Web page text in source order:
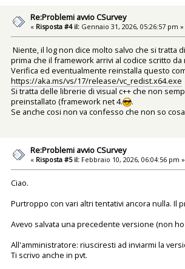
Re:Problemi avvio CSurvey
« Risposta #4 il: Gennaio 31, 2026, 05:26:57 pm »
Niente, il log non dice molto salvo che si tratta
prima che il framework arrivi al codice scritto
Verifica ed eventualmente reinstalla questo
https://aka.ms/vs/17/release/vc_redist.x64.exe
Si tratta delle librerie di visual c++ che non
preinstallato (framework net 4.
.
Se anche cosi non va confesso che non so
Re:Problemi avvio CSurvey
« Risposta #5 il: Febbraio 10, 2026, 06:04:56 pm »
Ciao.
Purtroppo con vari altri tentativi ancora nulla. Il
Avevo salvata una precedente versione (non
All'amministratore: riusciresti ad inviarmi la
Ti scrivo anche in pvt.